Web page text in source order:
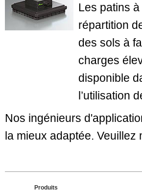
Les patins
répartition
des sols à
charges
disponible
l’utilisation
Nos ingénieurs
la mieux adaptée. Veuillez
Produits